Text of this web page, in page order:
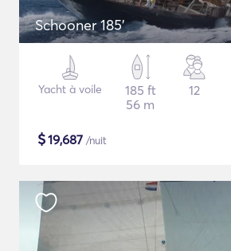
Schooner 185'
Yacht à voile
185 ft
56 m
12
$19,687 /nuit